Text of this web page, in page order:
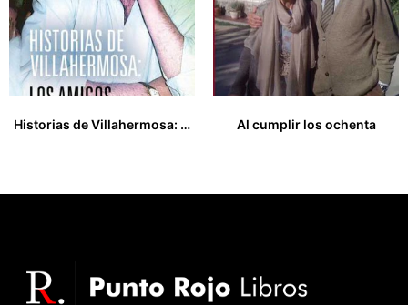
Historias de Villahermosa: los amigos
Al cumplir los ochenta